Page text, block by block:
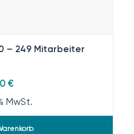
– 249 Mitarbeiter
€
MwSt.